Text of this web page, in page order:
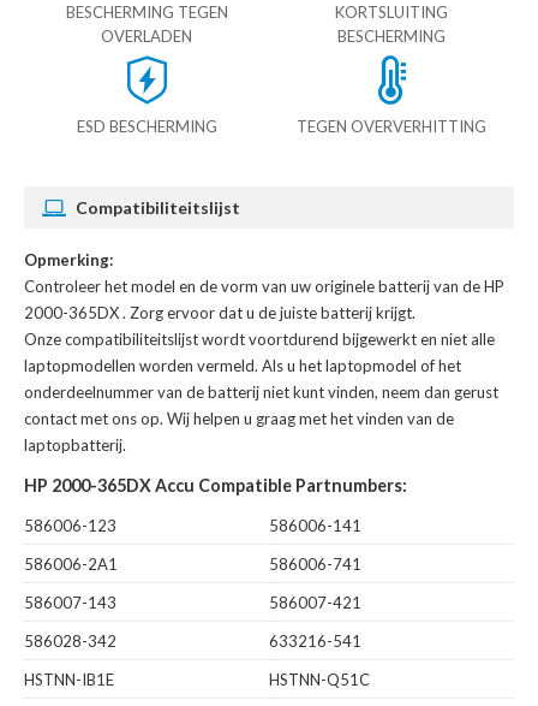
BESCHERMING TEGEN
OVERLADEN
KORTSLUITING
BESCHERMING
ESD BESCHERMING TEGEN OVERVERHITTING
Compatibiliteitslijst
Opmerking:
Controleer het model en de vorm van uw originele batterij van de HP
2000-365DX. Zorg ervoor dat u de juiste batterij krijgt.
Onze compatibiliteitslijst wordt voortdurend bijgewerkt en niet alle
laptopmodellen worden vermeld. Als u het laptopmodel of het
onderdeelnummer van de batterij niet kunt vinden, neem dan gerust
contact met ons op. Wij helpen u graag met het vinden van de
laptopbatterij.
HP 2000-365DX Accu Compatible Partnumbers:
586006-123
586006-141
586006-2A1
586006-741
586007-143
586007-421
586028-342
633216-541
HSTNN-IB1E
HSTNN-Q51C